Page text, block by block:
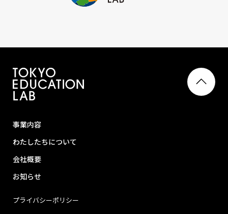
事業内容
わたしたちについて
会社概要
お知らせ
プライバシーポリシー